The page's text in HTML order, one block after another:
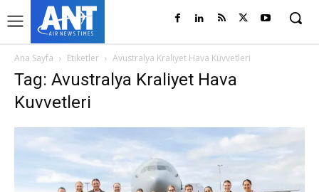
Ana Sayfa Etiketler Avustralya Kraliyet Hava Kuvvetleri
Tag: Avustralya Kraliyet Hava
Kuvvetleri